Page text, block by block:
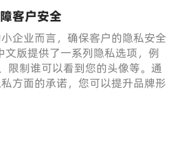
客户安全
企业而言，确保客户的隐私安全
版提供了一系列隐私选项，例
制谁可以看到您的头像等。通
方面的承诺，您可以提升品牌形